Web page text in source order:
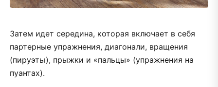
Затем идет середина, которая включает в себя
партерные упражнения, диагонали, вращения
(пируэты), прыжки и «пальцы» (упражнения на
пуантах).